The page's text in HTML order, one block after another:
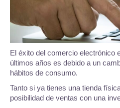
El éxito del comercio electrónico
últimos años es debido a un
hábitos de consumo.
Tanto si ya tienes una tienda
posibilidad de ventas con una